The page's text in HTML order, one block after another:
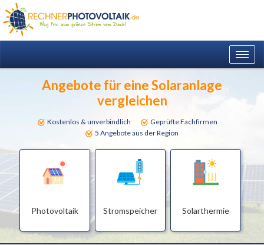
Angebote für eine Solaranlage
vergleichen
Kostenlos & unverbindlich
Geprüfte Fachfirmen
5 Angebote aus der Region
Photovoltaik Stromspeicher Solarthermie